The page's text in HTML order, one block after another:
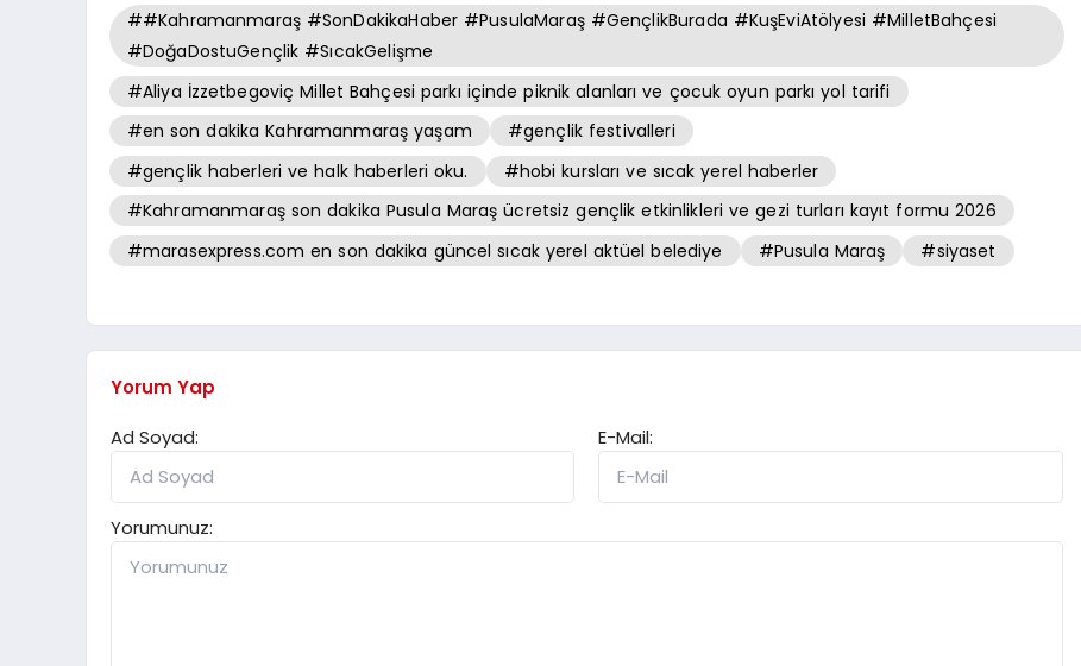
##Kahramanmaraş #SonDakikaHaber #PusulaMaraş #GençlikBurada #KuşEviAtölyesi #MilletBahçesi
#DoğaDostuGençlik #SıcakGelişme
#Aliya İzzetbegoviç Millet Bahçesi parkı içinde piknik alanları ve çocuk oyun parkı yol tarifi
#en son dakika Kahramanmaraş yaşam
#gençlik festivalleri
#gençlik haberleri ve halk haberleri oku.
#hobi kursları ve sıcak yerel haberler
#Kahramanmaraş son dakika Pusula Maraş ücretsiz gençlik etkinlikleri ve gezi turları kayıt formu 2026
#marasexpress.com en son dakika güncel sıcak yerel aktüel belediye
#Pusula Maraş #siyaset
Yorum Yap
Ad Soyad:
E-Mail:
Yorumunuz: